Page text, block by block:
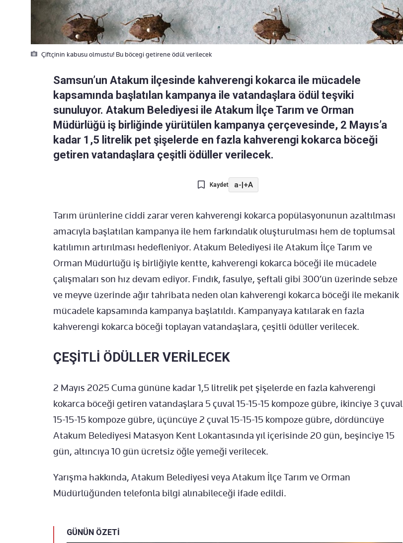
Çiftçinin kabusu olmustu! Bu böcegi getirene ödül verilecek
Samsun’un Atakum ilçesinde kahverengi kokarca ile mücadele
kapsamında başlatılan kampanya ile vatandaşlara ödül teşviki
sunuluyor. Atakum Belediyesi ile Atakum İlçe Tarım ve Orman
Müdürlüğü iş birliğinde yürütülen kampanya çerçevesinde, 2 Mayıs’a
kadar 1,5 litrelik pet şişelerde en fazla kahverengi kokarca böceği
getiren vatandaşlara çeşitli ödüller verilecek.
Kaydet a-|+A
Tarım ürünlerine ciddi zarar veren kahverengi kokarca popülasyonunun azaltılması
amacıyla başlatılan kampanya ile hem farkındalık oluşturulması hem de toplumsal
katılımın artırılması hedefleniyor. Atakum Belediyesi ile Atakum İlçe Tarım ve
Orman Müdürlüğü iş birliğiyle kentte, kahverengi kokarca böceği ile mücadele
çalışmaları son hız devam ediyor. Fındık, fasulye, şeftali gibi 300’ün üzerinde sebze
ve meyve üzerinde ağır tahribata neden olan kahverengi kokarca böceği ile mekanik
mücadele kapsamında kampanya başlatıldı. Kampanyaya katılarak en fazla
kahverengi kokarca böceği toplayan vatandaşlara, çeşitli ödüller verilecek.
ÇEŞİTLİ ÖDÜLLER VERİLECEK
2 Mayıs 2025 Cuma gününe kadar 1,5 litrelik pet şişelerde en fazla kahverengi
kokarca böceği getiren vatandaşlara 5 çuval 15-15-15 kompoze gübre, ikinciye 3 çuval
15-15-15 kompoze gübre, üçüncüye 2 çuval 15-15-15 kompoze gübre, dördüncüye
Atakum Belediyesi Matasyon Kent Lokantasında yıl içerisinde 20 gün, beşinciye 15
gün, altıncıya 10 gün ücretsiz öğle yemeği verilecek.
Yarışma hakkında, Atakum Belediyesi veya Atakum İlçe Tarım ve Orman
Müdürlüğünden telefonla bilgi alınabileceği ifade edildi.
GÜNÜN ÖZETİ